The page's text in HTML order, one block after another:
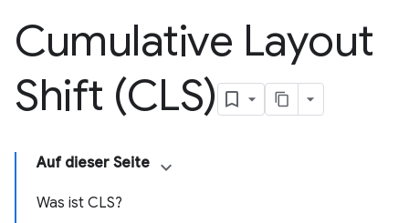
Cumulative Layout
Shift (CLS)
Auf dieser Seite
Was ist CLS?